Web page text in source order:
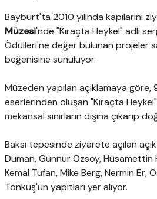
Bayburt'ta 2010 yılında kapılarını
Müzesi'nde "Kıraçta Heykel" adlı
Ödülleri'ne değer bulunan projeler
beğenisine sunuluyor.
Müzeden yapılan açıklamaya göre,
eserlerinden oluşan "Kıraçta
mekansal sınırların dışına çıkarıp
Baksı tepesinde ziyarete açılan
Duman, Günnur Özsoy, Hüsamettin
Kemal Tufan, Mike Berg, Nermin Er,
Tonkuş'un yapıtları yer alıyor.